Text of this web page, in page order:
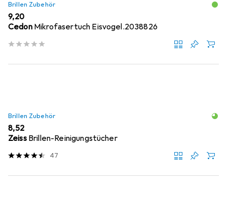
Brillen Zubehör
EUR
9,20
Cedon Mikrofasertuch Eisvogel.2038826
Brillen Zubehör
EUR
8,52
Zeiss Brillen-Reinigungstücher
47